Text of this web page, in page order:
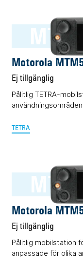
Motorola
Ej tillgänglig
Pålitlig TETRA-
användningsområden.
TETRA
Motorola
Ej tillgänglig
Pålitlig mobilstation
anpassade för olika